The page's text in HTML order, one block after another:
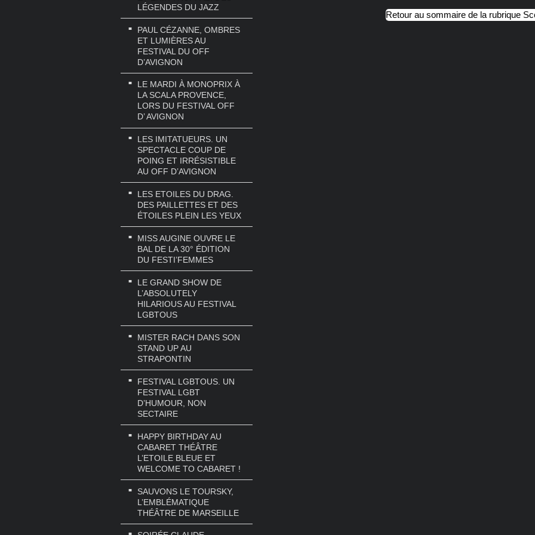
LÉGENDES DU JAZZ
PAUL CÉZANNE, OMBRES
ET LUMIÈRES AU
FESTIVAL DU OFF
D’AVIGNON
LE MARDI À MONOPRIX À
LA SCALA PROVENCE,
LORS DU FESTIVAL OFF
D’ AVIGNON
LES IMITATUEURS. UN
SPECTACLE COUP DE
POING ET IRRÉSISTIBLE
AU OFF D’AVIGNON
LES ETOILES DU DRAG.
DES PAILLETTES ET DES
ÉTOILES PLEIN LES YEUX
MISS AUGINE OUVRE LE
BAL DE LA 30° ÉDITION
DU FESTI’FEMMES
LE GRAND SHOW DE
L’ABSOLUTELY
HILARIOUS AU FESTIVAL
LGBTOUS
MISTER RACH DANS SON
STAND UP AU
STRAPONTIN
FESTIVAL LGBTOUS. UN
FESTIVAL LGBT
D’HUMOUR, NON
SECTAIRE
HAPPY BIRTHDAY AU
CABARET THÉÂTRE
L’ETOILE BLEUE ET
WELCOME TO CABARET !
SAUVONS LE TOURSKY,
L’EMBLÉMATIQUE
THÉÂTRE DE MARSEILLE
Retour au sommaire de la rubrique